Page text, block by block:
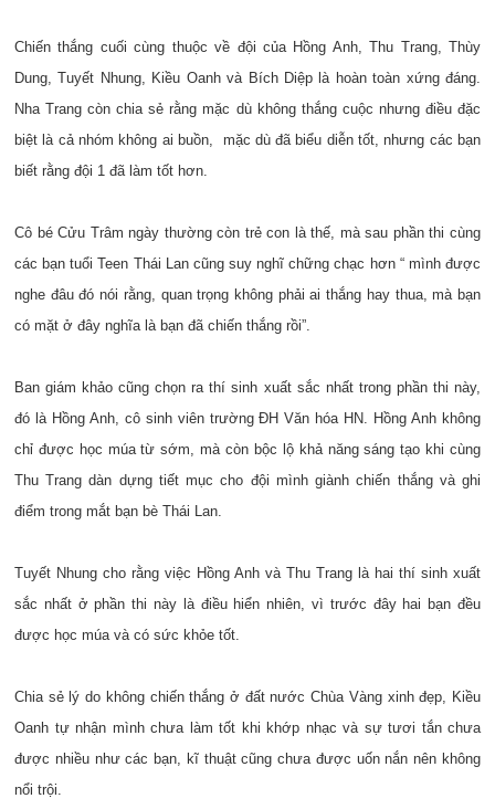
Chiến thắng cuối cùng thuộc về đội của Hồng Anh, Thu Trang, Thùy
Dung, Tuyết Nhung, Kiều Oanh và Bích Diệp là hoàn toàn xứng đáng.
Nha Trang còn chia sẻ rằng mặc dù không thắng cuộc nhưng điều đặc
biệt là cả nhóm không ai buồn, mặc dù đã biểu diễn tốt, nhưng các bạn
biết rằng đội 1 đã làm tốt hơn.
Cô bé Cửu Trâm ngày thường còn trẻ con là thế, mà sau phần thi cùng
các bạn tuổi Teen Thái Lan cũng suy nghĩ chững chạc hơn “ mình được
nghe đâu đó nói rằng, quan trọng không phải ai thắng hay thua, mà bạn
có mặt ở đây nghĩa là bạn đã chiến thắng rồi”.
Ban giám khảo cũng chọn ra thí sinh xuất sắc nhất trong phần thi này,
đó là Hồng Anh, cô sinh viên trường ĐH Văn hóa HN. Hồng Anh không
chỉ được học múa từ sớm, mà còn bộc lộ khả năng sáng tạo khi cùng
Thu Trang dàn dựng tiết mục cho đội mình giành chiến thắng và ghi
điểm trong mắt bạn bè Thái Lan.
Tuyết Nhung cho rằng việc Hồng Anh và Thu Trang là hai thí sinh xuất
sắc nhất ở phần thi này là điều hiển nhiên, vì trước đây hai bạn đều
được học múa và có sức khỏe tốt.
Chia sẻ lý do không chiến thắng ở đất nước Chùa Vàng xinh đẹp, Kiều
Oanh tự nhận mình chưa làm tốt khi khớp nhạc và sự tươi tắn chưa
được nhiều như các bạn, kĩ thuật cũng chưa được uốn nắn nên không
nổi trội.